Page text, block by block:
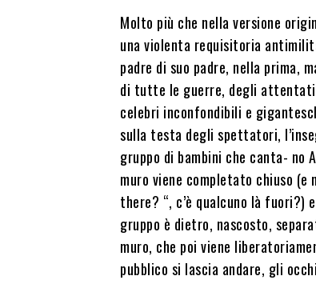
Molto più che nella versione
una violenta requisitoria
padre di suo padre, nella prima,
di tutte le guerre, degli
celebri inconfondibili e
sulla testa degli spettatori,
gruppo di bambini che canta- no
muro viene completato chiuso (e
there? “, c’è qualcuno là
gruppo è dietro, nascosto,
muro, che poi viene
pubblico si lascia andare, gli